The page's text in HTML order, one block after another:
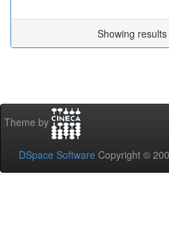
Showing
Theme by
DSpace Software Copyright ©